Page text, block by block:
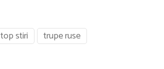
top stiri trupe ruse